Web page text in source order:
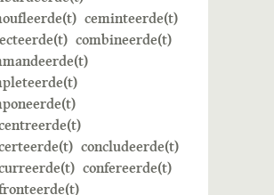
ceminteerde(t)
combineerde(t)
concludeerde(t)
confereerde(t)